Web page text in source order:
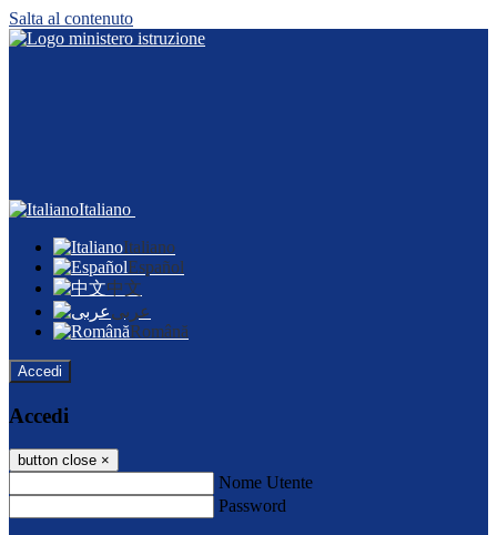
Salta al contenuto
Italiano
Italiano
Español
中文
عربى
Română
Accedi
Accedi
button close ×
Nome Utente
Password